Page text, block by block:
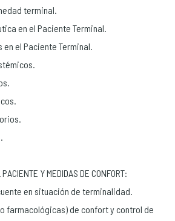
terminal.
en el Paciente Terminal.
en el Paciente Terminal.
Y MEDIDAS DE CONFORT:
en situación de terminalidad.
farmacológicas) de confort y control de